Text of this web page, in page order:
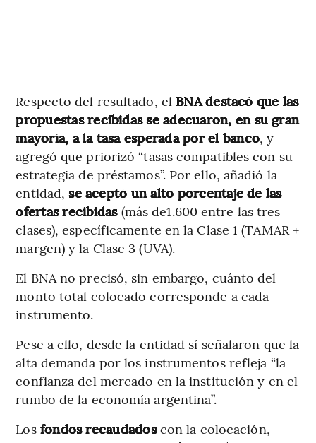
Respecto del resultado, el BNA destacó que las
propuestas recibidas se adecuaron, en su gran
mayoría, a la tasa esperada por el banco, y
agregó que priorizó “tasas compatibles con su
estrategia de préstamos”. Por ello, añadió la
entidad,se aceptó un alto porcentaje de las
ofertas recibidas (más de1.600 entre las tres
clases), específicamente en la Clase 1 (TAMAR +
margen) y la Clase 3 (UVA).
El BNA no precisó, sin embargo, cuánto del
monto total colocado corresponde a cada
instrumento.
Pese a ello, desde la entidad sí señalaron que la
alta demanda por los instrumentos refleja “la
confianza del mercado en la institución y en el
rumbo de la economía argentina”.
Los fondos recaudadoscon la colocación,